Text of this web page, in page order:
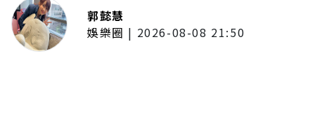
郭懿慧
娛樂圈 | 2026-08-08 21:50